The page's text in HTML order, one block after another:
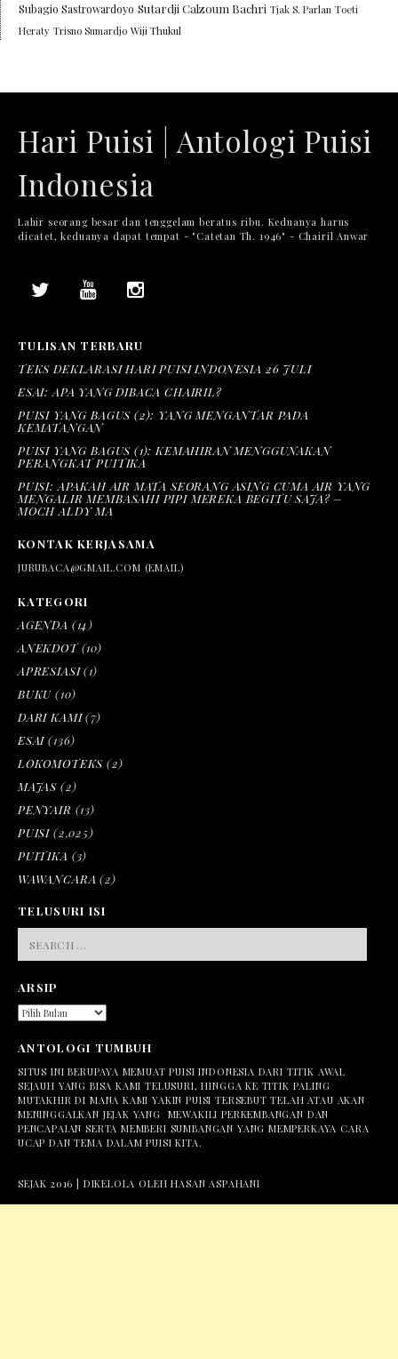
Subagio Sastrowardoyo Sutardji Calzoum Bachri Tjak S. Parlan Toeti
Heraty Trisno Sumardjo Wiji Thukul
Hari Puisi | Antologi Puisi
Indonesia
Lahir seorang besar dan tenggelam beratus ribu. Keduanya harus
dicatet, keduanya dapat tempat - "Catetan Th. 1946" - Chairil Anwar
TULISAN TERBARU
TEKS DEKLARASI HARI PUISI INDONESIA 26 JULI
ESAI: APA YANG DIBACA CHAIRIL?
PUISI YANG BAGUS (2): YANG MENGANTAR PADA
KEMATANGAN
PUISI YANG BAGUS (1): KEMAHIRAN MENGGUNAKAN
PERANGKAT PUITIKA
PUISI: APAKAH AIR MATA SEORANG ASING CUMA AIR YANG
MENGALIR MEMBASAHI PIPI MEREKA BEGITU SAJA? –
MOCH ALDY MA
KONTAK KERJASAMA
JURUBACA@GMAIL.COM (EMAIL)
KATEGORI
AGENDA (14)
ANEKDOT(10)
APRESIASI(1)
BUKU (10)
DARI KAMI(7)
ESAI (136)
LOKOMOTEKS (2)
MAJAS (2)
PENYAIR (13)
PUISI (2,025)
PUITIKA (3)
WAWANCARA (2)
TELUSURI ISI
FOR:
ARSIP
ARSIP
ANTOLOGI TUMBUH
SITUS INI BERUPAYA MEMUAT PUISI INDONESIA DARI TITIK AWAL
SEJAUH YANG BISA KAMI TELUSURI, HINGGA KE TITIK PALING
MUTAKHIR DI MANA KAMI YAKIN PUISI TERSEBUT TELAH ATAU AKAN
MENINGGALKAN JEJAK YANG MEWAKILI PERKEMBANGAN DAN
PENCAPAIAN SERTA MEMBERI SUMBANGAN YANG MEMPERKAYA CARA
UCAP DAN TEMA DALAM PUISI KITA.
SEJAK 2016 | DIKELOLA OLEH HASAN ASPAHANI